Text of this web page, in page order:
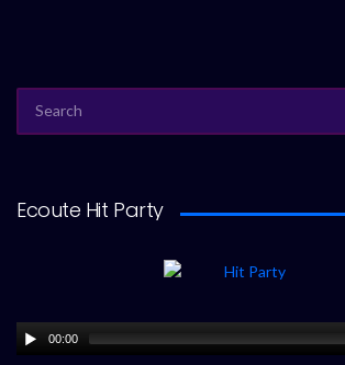
FOR:
Ecoute Hit Party
00:00